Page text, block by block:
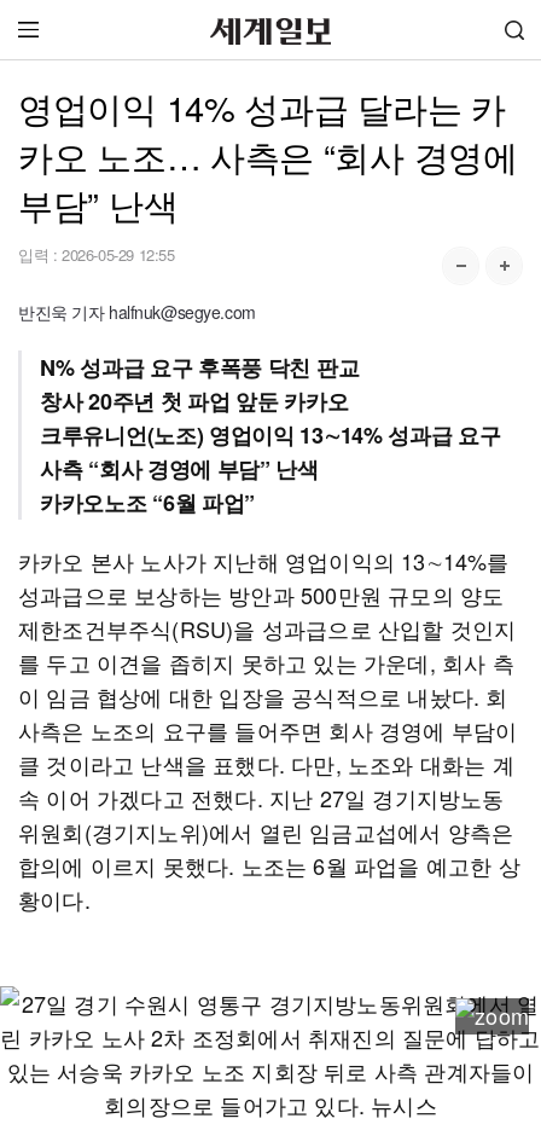
영업이익 14% 성과급 달라는 카
카오 노조… 사측은 “회사 경영에
부담” 난색
입력 : 2026-05-29 12:55
반진욱 기자 halfnuk@segye.com
N% 성과급 요구 후폭풍 닥친 판교
창사 20주년 첫 파업 앞둔 카카오
크루유니언(노조) 영업이익 13∼14% 성과급 요구
사측 “회사 경영에 부담” 난색
카카오노조 “6월 파업”
카카오 본사 노사가 지난해 영업이익의 13∼14%를
성과급으로 보상하는 방안과 500만원 규모의 양도
제한조건부주식(RSU)을 성과급으로 산입할 것인지
를 두고 이견을 좁히지 못하고 있는 가운데, 회사 측
이 임금 협상에 대한 입장을 공식적으로 내놨다. 회
사측은 노조의 요구를 들어주면 회사 경영에 부담이
클 것이라고 난색을 표했다. 다만, 노조와 대화는 계
속 이어 가겠다고 전했다. 지난 27일 경기지방노동
위원회(경기지노위)에서 열린 임금교섭에서 양측은
합의에 이르지 못했다. 노조는 6월 파업을 예고한 상
황이다.